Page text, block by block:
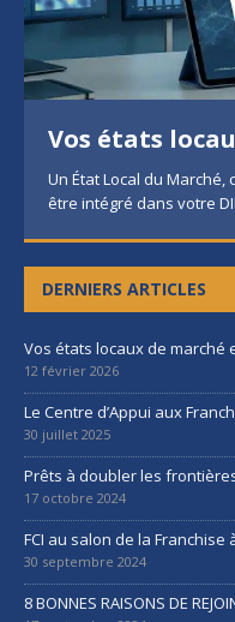
Vos états
Un État Local du
être intégré dans votre
DERNIERS ARTICLES
Vos états locaux de marché
12 février 2026
Le Centre d’Appui aux
30 juillet 2025
Prêts à doubler les
17 octobre 2024
FCI au salon de la Franchise
30 septembre 2024
8 BONNES RAISONS DE